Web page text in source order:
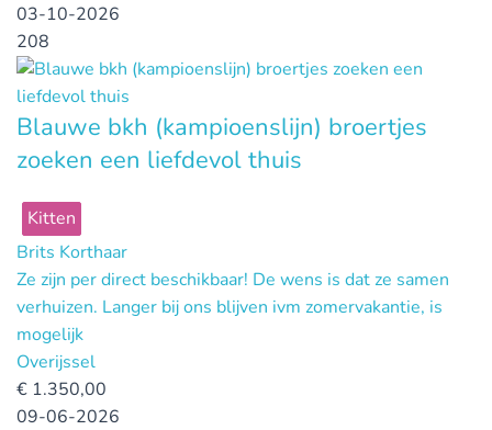
03-10-2026
208
Blauwe bkh (kampioenslijn) broertjes
zoeken een liefdevol thuis
Kitten
Brits Korthaar
Ze zijn per direct beschikbaar! De wens is dat ze samen
verhuizen. Langer bij ons blijven ivm zomervakantie, is
mogelijk
Overijssel
€ 1.350,00
09-06-2026